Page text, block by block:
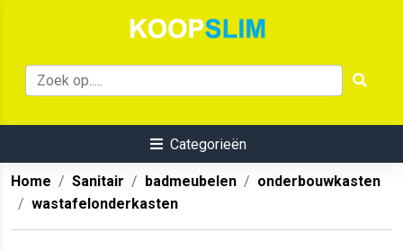
Categorieën
Home Sanitair badmeubelen
onderbouwkasten
wastafelonderkasten